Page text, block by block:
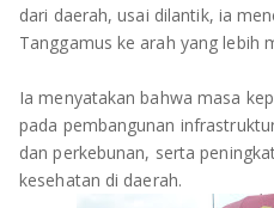
TANGGAMUS
TULANG BAWANG
TULANG BAWANG BARAT
dari daerah, usai dilantik, ia
Tanggamus ke arah yang lebih
Ia menyatakan bahwa masa
pada pembangunan
dan perkebunan, serta
kesehatan di daerah.